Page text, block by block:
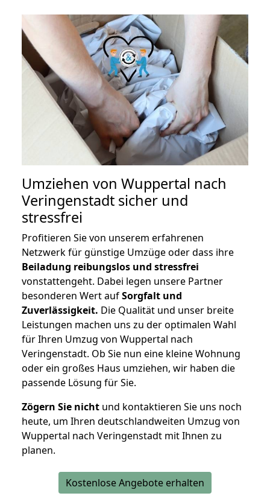
Umziehen von Wuppertal nach
Veringenstadt sicher und
stressfrei
Profitieren Sie von unserem erfahrenen
Netzwerk für günstige Umzüge oder dass ihre
Beiladung reibungslos und stressfrei
vonstattengeht. Dabei legen unsere Partner
besonderen Wert aufSorgfalt und
Zuverlässigkeit. Die Qualität und unser breite
Leistungen machen uns zu der optimalen Wahl
für Ihren Umzug von Wuppertal nach
Veringenstadt. Ob Sie nun eine kleine Wohnung
oder ein großes Haus umziehen, wir haben die
passende Lösung für Sie.
Zögern Sie nicht und kontaktieren Sie uns noch
heute, um Ihren deutschlandweiten Umzug von
Wuppertal nach Veringenstadt mit Ihnen zu
planen.
Kostenlose Angebote erhalten